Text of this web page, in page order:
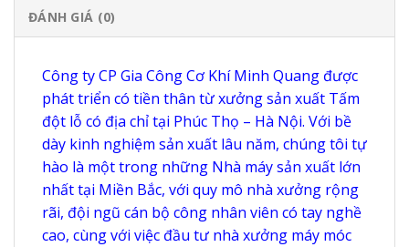
ĐÁNH GIÁ (0)
Công ty CP Gia Công Cơ Khí Minh Quang được
phát triển có tiền thân từ xưởng sản xuất Tấm
đột lỗ có địa chỉ tại Phúc Thọ – Hà Nội. Với bề
dày kinh nghiệm sản xuất lâu năm, chúng tôi tự
hào là một trong những Nhà máy sản xuất lớn
nhất tại Miền Bắc, với quy mô nhà xưởng rộng
rãi, đội ngũ cán bộ công nhân viên có tay nghề
cao, cùng với việc đầu tư nhà xưởng máy móc